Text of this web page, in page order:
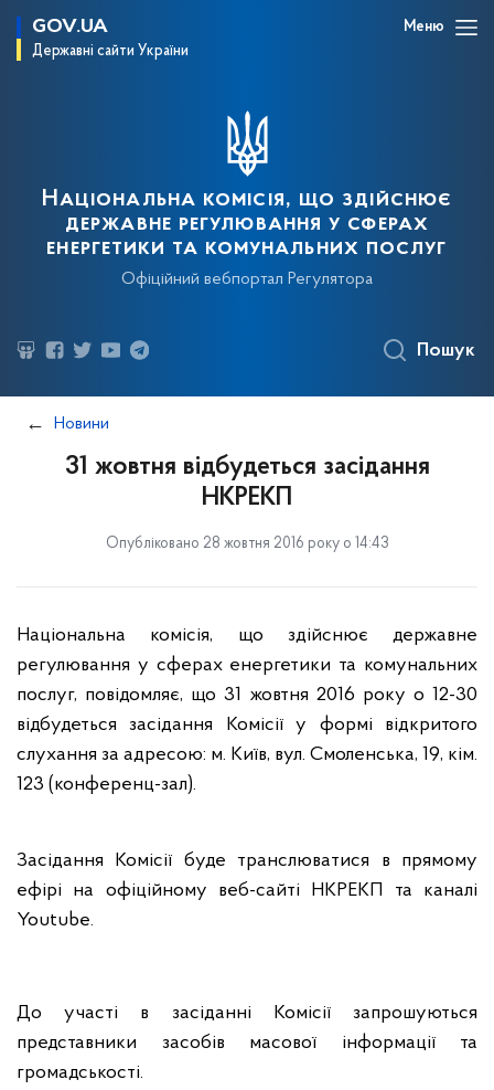
GOV.UA
Державні сайти України
Меню
Національна комісія, що здійснює
державне регулювання у сферах
енергетики та комунальних послуг
Офіційний вебпортал Регулятора
Пошук
Новини
31 жовтня відбудеться засідання
НКРЕКП
Опубліковано 28 жовтня 2016 року о 14:43
Національна комісія, що здійснює державне
регулювання у сферах енергетики та комунальних
послуг, повідомляє, що 31 жовтня 2016 року о 12-30
відбудеться засідання Комісії
у формі відкритого
слухання за адресою: м. Київ, вул. Смоленська, 19, кім.
123 (конференц-зал).
Засідання Комісії буде транслюватися в прямому
ефірі на офіційному веб-сайті НКРЕКП та каналі
Youtube.
До участі в засіданні Комісії запрошуються
представники засобів масової інформації та
громадськості.